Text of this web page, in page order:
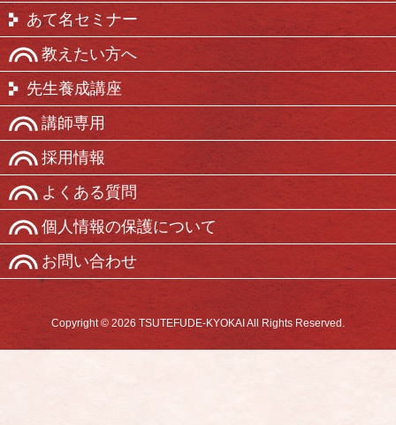
あて名セミナー
教えたい方へ
先生養成講座
講師専用
採用情報
よくある質問
個人情報の保護について
お問い合わせ
Copyright © 2026 TSUTEFUDE-KYOKAI All Rights Reserved.